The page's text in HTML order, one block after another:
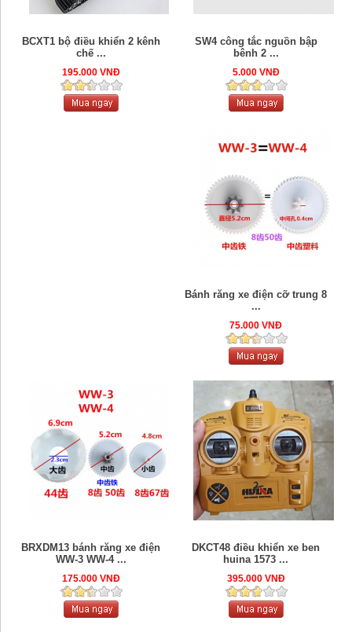
BCXT1 bộ điều khiển 2 kênh
chế ...
195.000 VNĐ
SW4 công tắc nguồn bập
bênh 2 ...
5.000 VNĐ
Bánh răng xe điện cỡ trung 8
...
75.000 VNĐ
BRXDM13 bánh răng xe điện
WW-3 WW-4 ...
175.000 VNĐ
DKCT48 điều khiển xe ben
huina 1573 ...
395.000 VNĐ